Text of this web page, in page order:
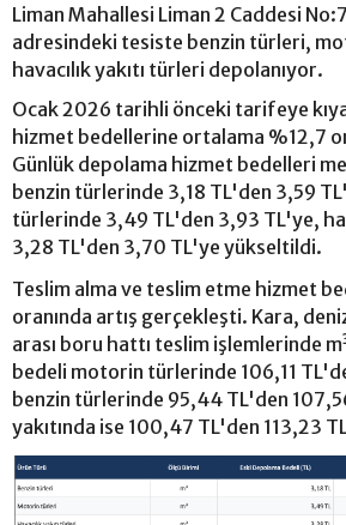
Liman Mahallesi Liman 2 Caddesi
adresindeki tesiste benzin türleri,
havacılık yakıtı türleri depolanıyor.
Ocak 2026 tarihli önceki tarifeye
hizmet bedellerine ortalama %12,7
Günlük depolama hizmet bedelleri
benzin türlerinde 3,18 TL'den 3,59
türlerinde 3,49 TL'den 3,93 TL'ye,
3,28 TL'den 3,70 TL'ye yükseltildi.
Teslim alma ve teslim etme hizmet
oranında artış gerçekleşti. Kara,
arası boru hattı teslim işlemlerinde
bedeli motorin türlerinde 106,11
benzin türlerinde 95,44 TL'den
yakıtında ise 100,47 TL'den 113,23